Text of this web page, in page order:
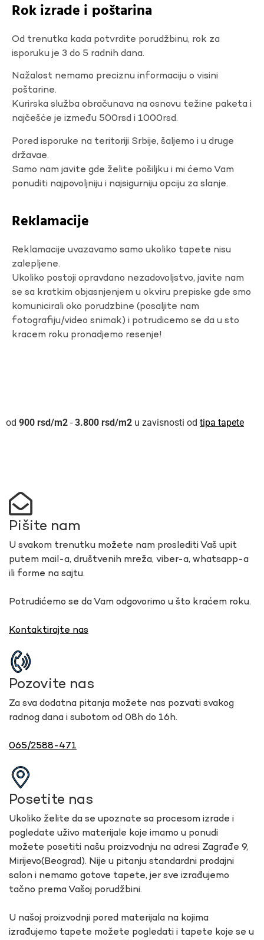
Rok izrade i poštarina
Od trenutka kada potvrdite porudžbinu, rok za
isporuku je 3 do 5 radnih dana.
Nažalost nemamo preciznu informaciju o visini
poštarine.
Kurirska služba obračunava na osnovu težine paketa i
najčešće je između 500rsd i 1000rsd.
Pored isporuke na teritoriji Srbije, šaljemo i u druge
državae.
Samo nam javite gde želite pošiljku i mi ćemo Vam
ponuditi najpovoljniju i najsigurniju opciju za slanje.
Reklamacije
Reklamacije uvazavamo samo ukoliko tapete nisu
zalepljene.
Ukoliko postoji opravdano nezadovoljstvo, javite nam
se sa kratkim objasnjenjem u okviru prepiske gde smo
komunicirali oko porudzbine (posaljite nam
fotografiju/video snimak) i potrudicemo se da u sto
kracem roku pronadjemo resenje!
900 rsd - 3.800 rsd u zavisnosti od tipa tapete
Pišite nam
U svakom trenutku možete nam proslediti Vaš upit
putem mail-a, društvenih mreža, viber-a, whatsapp-a
ili forme na sajtu.
Potrudićemo se da Vam odgovorimo u što kraćem roku.
Kontaktirajte nas
Pozovite nas
Za sva dodatna pitanja možete nas pozvati svakog
radnog dana i subotom od 08h do 16h.
065/2588-471
Posetite nas
Ukoliko želite da se upoznate sa procesom izrade i
pogledate uživo materijale koje imamo u ponudi
možete posetiti našu proizvodnju na adresi Zagrađe 9,
Mirijevo(Beograd). Nije u pitanju standardni prodajni
salon i nemamo gotove tapete, jer sve izrađujemo
tačno prema Vašoj porudžbini.
U našoj proizvodnji pored materijala na kojima
izrađujemo tapete možete pogledati i tapete koje se u